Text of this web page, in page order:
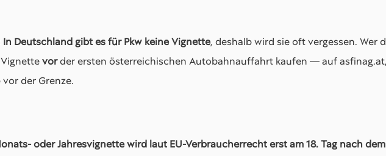
In Deutschland gibt es für Pkw keine Vignette, deshalb wird sie oft vergessen. Wer
vorder ersten österreichischen Autobahnauffahrt kaufen — auf
der Grenze.
oder Jahresvignette wird laut EU-Verbraucherrecht erst am 18. Tag nach